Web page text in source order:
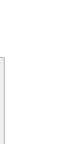
Search